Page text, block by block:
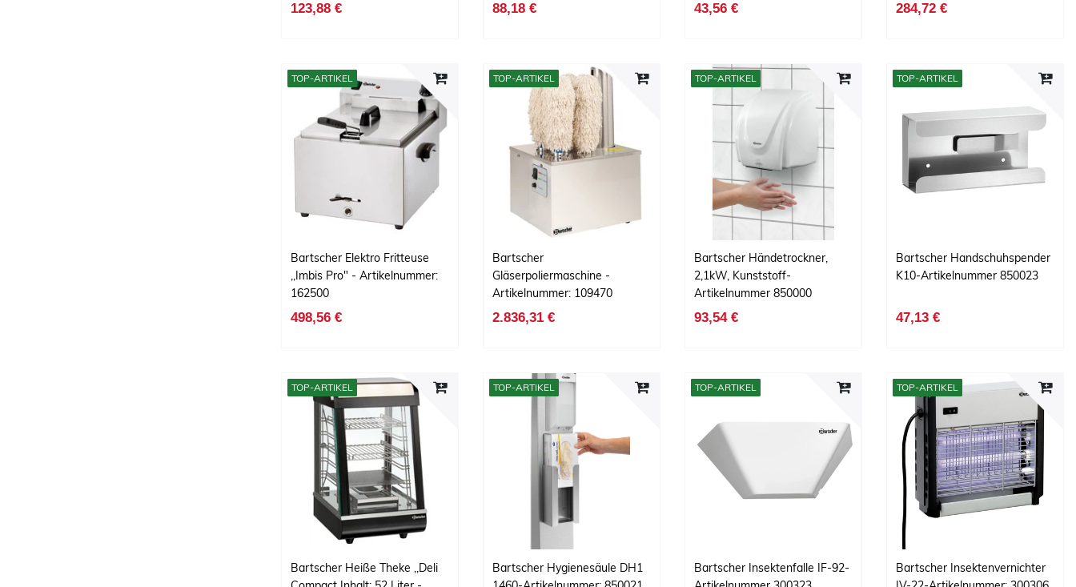
123,88 € 88,18 € 43,56 € 284,72 €
TOP-ARTIKEL
Bartscher Elektro Fritteuse
,,Imbis Pro" - Artikelnummer:
162500
498,56 €
TOP-ARTIKEL
Bartscher
Gläserpoliermaschine -
Artikelnummer: 109470
2.836,31 €
TOP-ARTIKEL
Bartscher Händetrockner,
2,1kW, Kunststoff-
Artikelnummer 850000
93,54 €
TOP-ARTIKEL
Bartscher Handschuhspender
K10-Artikelnummer 850023
47,13 €
TOP-ARTIKEL
Bartscher Heiße Theke ,,Deli
TOP-ARTIKEL
Bartscher Hygienesäule DH1
TOP-ARTIKEL
Bartscher Insektenfalle IF-92-
TOP-ARTIKEL
Bartscher Insektenvernichter